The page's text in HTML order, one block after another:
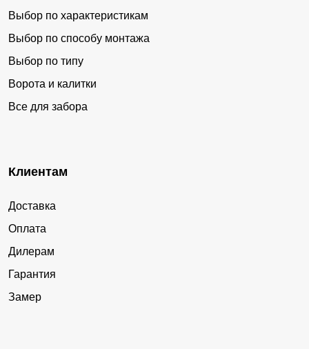
Выбор по характеристикам
Выбор по способу монтажа
Выбор по типу
Ворота и калитки
Все для забора
Клиентам
Доставка
Оплата
Дилерам
Гарантия
Замер